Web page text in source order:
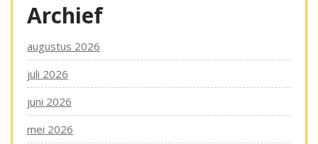
Archief
augustus 2026
juli 2026
juni 2026
mei 2026